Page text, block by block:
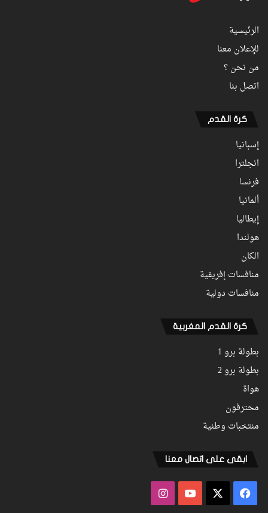
الرئيسية
للإعلان معنا
من نحن ؟
اتصل بنا
كرة القدم
إسبانيا
انجلترا
فرنسا
ألمانيا
إيطاليا
هولندا
الكان
منافسات إفريقية
منافسات دولية
كرة القدم المغربية
بطولة برو 1
بطولة برو 2
هواة
محترفون
منتخبات وطنية
ابقى على اتصال معنا
فيسبوك ‫YouTubeانستقرام